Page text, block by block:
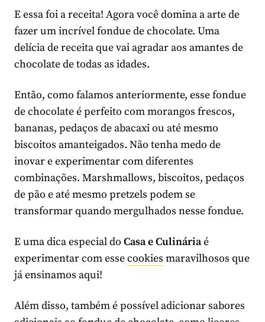
E essa foi a receita! Agora você domina a arte de
fazer um incrível fondue de chocolate. Uma
delícia de receita que vai agradar aos amantes de
chocolate de todas as idades.
Então, como falamos anteriormente, esse fondue
de chocolate é perfeito com morangos frescos,
bananas, pedaços de abacaxi ou até mesmo
biscoitos amanteigados. Não tenha medo de
inovar e experimentar com diferentes
combinações. Marshmallows, biscoitos, pedaços
de pão e até mesmo pretzels podem se
transformar quando mergulhados nesse fondue.
E uma dica especial do Casa e Culináriaé
experimentar com essecookies maravilhosos que
já ensinamos aqui!
Além disso, também é possível adicionar sabores